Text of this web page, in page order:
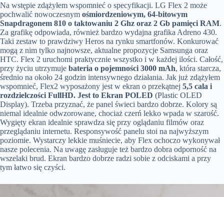
Na wstępie zdążyłem wspomnieć o specyfikacji. LG Flex 2 może
pochwalić nowoczesnym ośmiordzeniowym, 64-bitowym
Snapdragonem 810 o taktowaniu 2 Ghz oraz 2 Gb pamięci RAM.
Za grafikę odpowiada, również bardzo wydajna grafika Adreno 430.
Taki zestaw to prawdziwy Heros na rynku smartfonów. Konkurować
mogą z nim tylko najnowsze, aktualne propozycje Samsunga oraz
HTC. Flex 2 uruchomi praktycznie wszystko i w każdej ilości. Całość,
przy życiu utrzymuje bateria o pojemności 3000 mAh, która starcza,
średnio na około 24 godzin intensywnego działania. Jak już zdążyłem
wspomnieć, Flex2 wyposażony jest w ekran o przekątnej 5,5 cala i
rozdzielczości FullHD. Jest to Ekran POLED (Plastic OLED
Display). Trzeba przyznać, że panel świeci bardzo dobrze. Kolory są
niemal idealnie odwzorowane, chociaż czerń lekko wpada w szarość.
Wygięty ekran idealnie sprawdza się przy oglądaniu filmów oraz
przeglądaniu internetu. Responsywość panelu stoi na najwyższym
poziomie. Wystarczy lekkie muśniecie, aby Flex ochoczo wykonywał
nasze polecenia. Na uwagę zasługuje też bardzo dobra odporność na
wszelaki brud. Ekran bardzo dobrze radzi sobie z odciskami a przy
tym łatwo się czyści.